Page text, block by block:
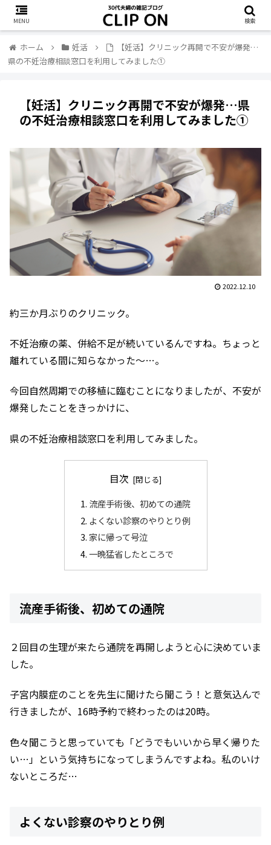
ホーム 妊活
【妊活】クリニック再開で不安が爆発…
県の不妊治療相談窓口を利用してみました①
【妊活】クリニック再開で不安が爆発…県
の不妊治療相談窓口を利用してみました①
2022.12.10
約三か月ぶりのクリニック。
不妊治療の薬、併給不足が続いているんですね。ちょっと
離れている間に知らなかった～…。
今回自然周期での移植に臨むことになりましたが、不安が
爆発したことをきっかけに、
県の不妊治療相談窓口を利用してみました。
目次
流産手術後、初めての通院
よくない診察のやりとり例
家に帰って号泣
一晩猛省したところで
流産手術後、初めての通院
２回目の生理が来たら通院を再開しようと心に決めていま
した。
子宮内膜症のことを先生に聞けたら聞こう！と意気込んで
行きましたが、16時予約で終わったのは20時。
色々聞こうと思っていても「どうでもいいから早く帰りた
い…」という気持ちになってしまうんですよね。私のいけ
ないところだ…
よくない診察のやりとり例
MENU 検索